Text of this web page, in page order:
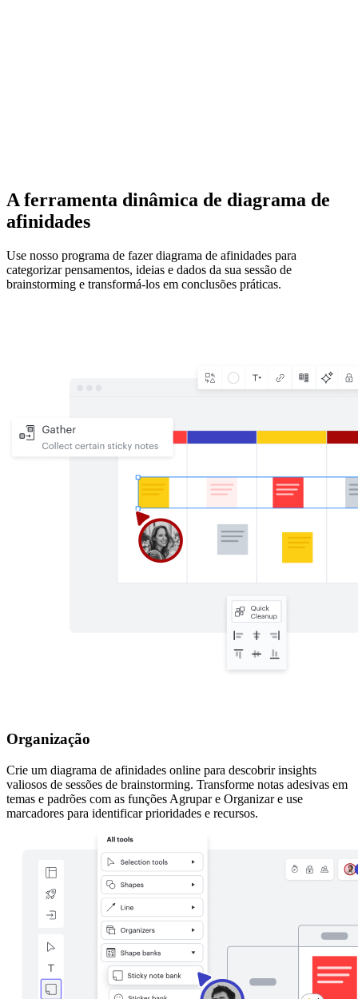
A ferramenta dinâmica de diagrama de
afinidades
Use nosso programa de fazer diagrama de afinidades para
categorizar pensamentos, ideias e dados da sua sessão de
brainstorming e transformá-los em conclusões práticas.
Organização
Crie um diagrama de afinidades online para descobrir insights
valiosos de sessões de brainstorming. Transforme notas adesivas em
temas e padrões com as funções Agrupar e Organizar e use
marcadores para identificar prioridades e recursos.